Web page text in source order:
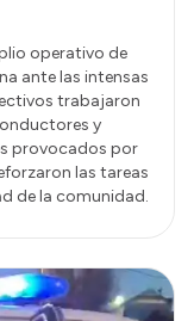
operativo de
ante las intensas
trabajaron
y
provocados por
las tareas
de la comunidad.